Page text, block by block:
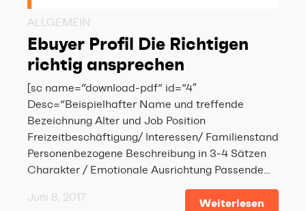
ALLGEMEIN
Ebuyer Profil Die Richtigen
richtig ansprechen
[sc name=“download-pdf“ id=“4″
Desc=“Beispielhafter Name und treffende
Bezeichnung Alter und Job Position
Freizeitbeschäftigung/ Interessen/ Familienstand
Personenbezogene Beschreibung in 3-4 Sätzen
Charakter / Emotionale Ausrichtung Passende…
Juni 8, 2017 Weiterlesen